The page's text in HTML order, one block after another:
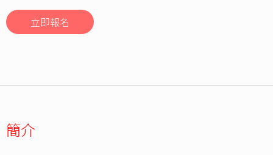
立即報名
簡介